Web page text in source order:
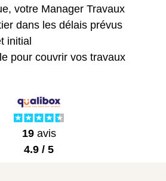
votre Manager Travaux
dans les délais prévus
initial
pour couvrir vos travaux
19avis
4.9 / 5